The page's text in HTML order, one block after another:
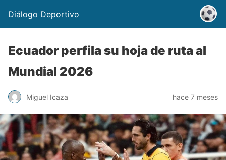
Diálogo Deportivo
Ecuador perfila su hoja de ruta al
Mundial 2026
Miguel Icaza hace 7 meses